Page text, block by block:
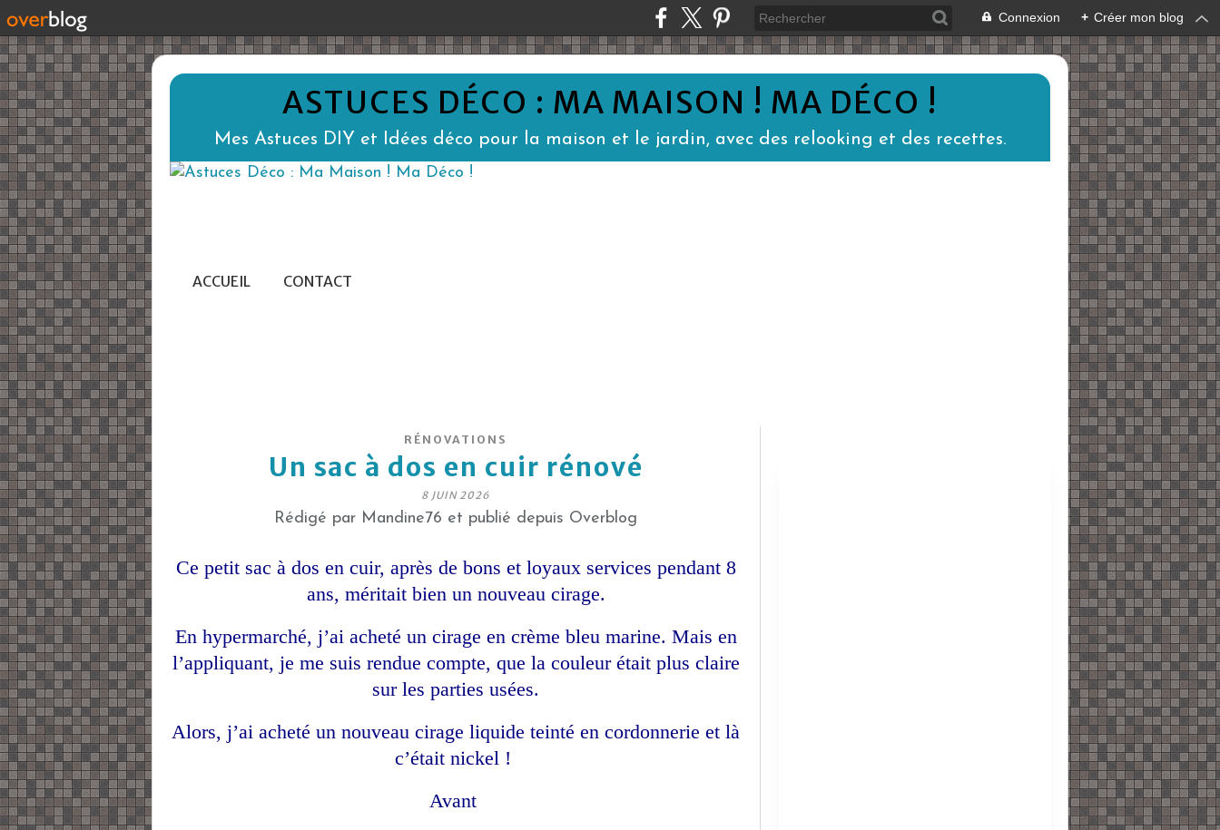
Connexion + Créer mon blog
ASTUCES DÉCO : MA MAISON ! MA DÉCO !
Mes Astuces DIY et Idées déco pour la maison et le jardin, avec des relooking et des recettes.
ACCUEIL CONTACT
RÉNOVATIONS
Un sac à dos en cuir rénové
8 JUIN 2026
Rédigé par Mandine76 et publié depuis Overblog
Ce petit sac à dos en cuir, après de bons et loyaux services pendant 8
ans, méritait bien un nouveau cirage.
En hypermarché, j’ai acheté un cirage en crème bleu marine. Mais en
l’appliquant, je me suis rendue compte, que la couleur était plus claire
sur les parties usées.
Alors, j’ai acheté un nouveau cirage liquide teinté en cordonnerie et là
c’était nickel !
Avant